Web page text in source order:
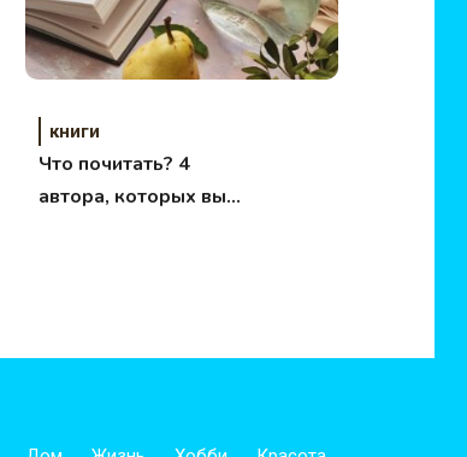
книги
Что почитать? 4
автора, которых вы